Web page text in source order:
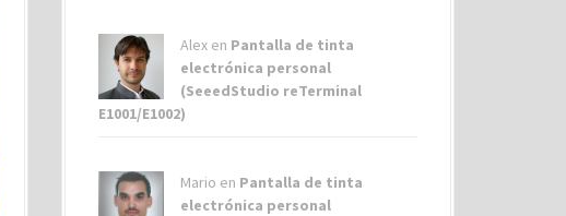
Alex en Pantalla de tinta
electrónica personal
(SeeedStudio reTerminal
E1001/E1002)
Mario en Pantalla de tinta
electrónica personal